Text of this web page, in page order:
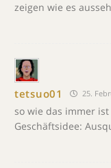
zeigen wie es
tetsuo01 25.
so wie das immer
Geschäftsidee: